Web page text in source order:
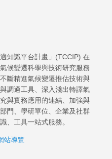
知識平台計畫」(TCCIP) 在
候變遷科學與技術研究服務
斷精進氣候變遷推估技術與
調適工具、深入淺出轉譯氣
與實務應用的連結、加強與
門、學研單位、企業及社群
、工具一站式服務。
站導覽